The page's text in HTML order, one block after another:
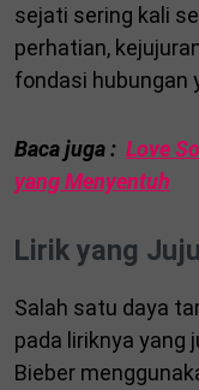
sejati sering kali
perhatian,
fondasi hubungan
Baca juga : Love
yang Menyentuh
Lirik yang
Salah satu daya
pada liriknya yang
Bieber